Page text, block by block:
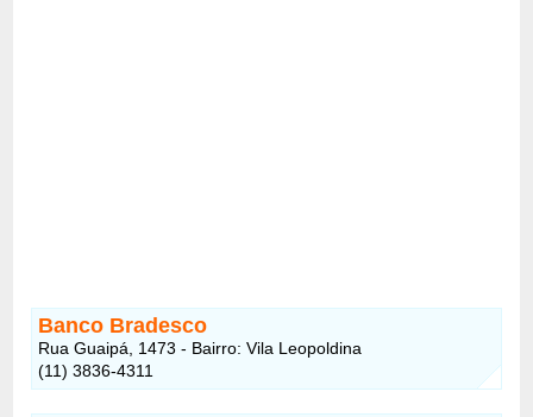
Banco Bradesco
Rua Guaipá, 1473 - Bairro: Vila Leopoldina
(11) 3836-4311